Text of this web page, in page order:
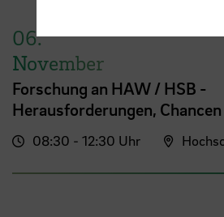
06.
November
Forschung an HAW / HSB -
Herausforderungen,
08:30 - 12:30 Uhr